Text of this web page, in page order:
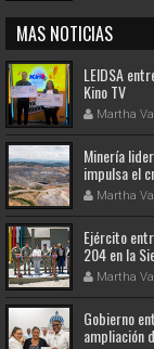
MAS NOTICIAS
LEIDSA
Kino TV
Martha
Minería
impulsa el
Martha
Ejército
204 en la
Martha
Gobierno
ampliación